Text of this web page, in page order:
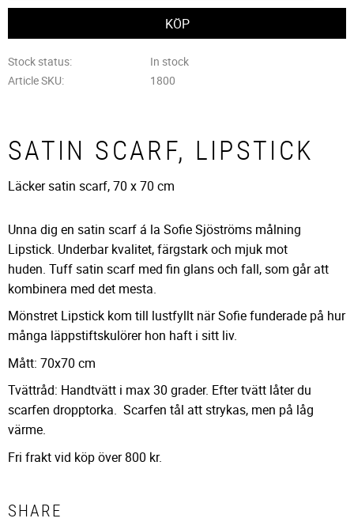
Stock status
In stock
Article SKU
1800
SATIN SCARF, LIPSTICK
Läcker satin scarf, 70 x 70 cm
Unna dig en satin scarf á la Sofie Sjöströms målning
Lipstick. Underbar kvalitet, färgstark och mjuk mot
huden. Tuff satin scarf med fin glans och fall, som går att
kombinera med det mesta.
Mönstret Lipstick kom till lustfyllt när Sofie funderade på hur
många läppstiftskulörer hon haft i sitt liv.
Mått: 70x70 cm
Tvättråd: Handtvätt i max 30 grader. Efter tvätt låter du
scarfen dropptorka. Scarfen tål att strykas, men på låg
värme.
Fri frakt vid köp över 800 kr.
SHARE